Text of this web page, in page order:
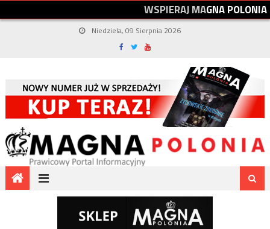
WSPIERAJMAGNAPOLONIA
Niedziela, 09 Sierpnia 2026